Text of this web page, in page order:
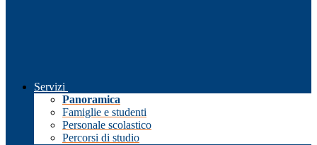
Servizi
Panoramica
Famiglie e studenti
Personale scolastico
Percorsi di studio